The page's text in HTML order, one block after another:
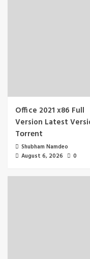
Office 2021 x86 Full
Version Latest
Tоrrеnt
Shubham Namdeo
August 6, 2026
0